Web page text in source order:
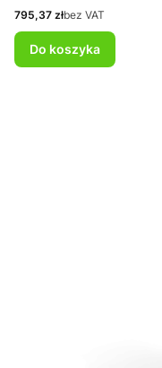
Cena
795,37 złbez VAT
Do koszyka